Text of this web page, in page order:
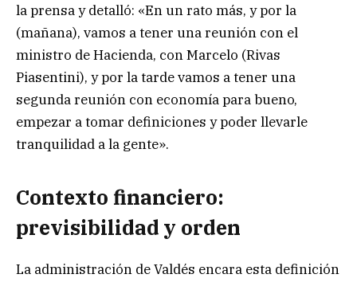
la prensa y detalló: «En un rato más, y por la
(mañana), vamos a tener una reunión con el
ministro de Hacienda, con Marcelo (Rivas
Piasentini), y por la tarde vamos a tener una
segunda reunión con economía para bueno,
empezar a tomar definiciones y poder llevarle
tranquilidad a la gente».
Contexto financiero:
previsibilidad y orden
La administración de Valdés encara esta definición